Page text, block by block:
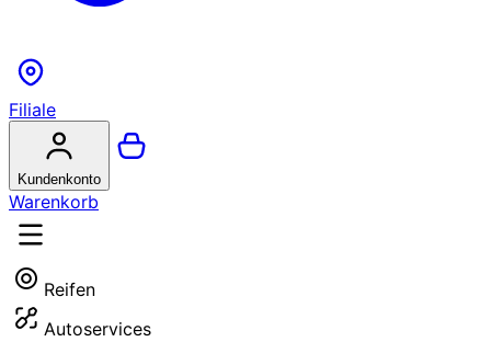
Filiale
Kundenkonto
Warenkorb
Reifen
Autoservices